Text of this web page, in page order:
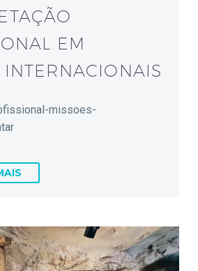
EM
INTERNACIONAIS
missoes-